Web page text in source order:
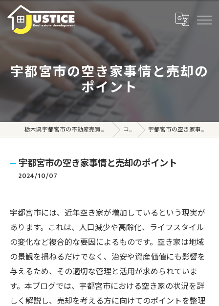
宇都宮市の空き家事情と売却の
ポイント
栃木県宇都宮市の不動産売買なら株式会社ジャスティス コラム 宇都宮市の空き家事情と売却のポイント
宇都宮市の空き家事情と売却のポイント
2024/10/07
宇都宮市には、近年空き家が増加しているという現実が
あります。これは、人口減少や高齢化、ライフスタイル
の変化など複合的な要因によるものです。空き家は地域
の景観を損ねるだけでなく、治安や資産価値にも影響を
与えるため、その適切な管理と活用が求められていま
す。本ブログでは、宇都宮市における空き家の状況を詳
しく解説し、売却を考える方に向けてのポイントを整理